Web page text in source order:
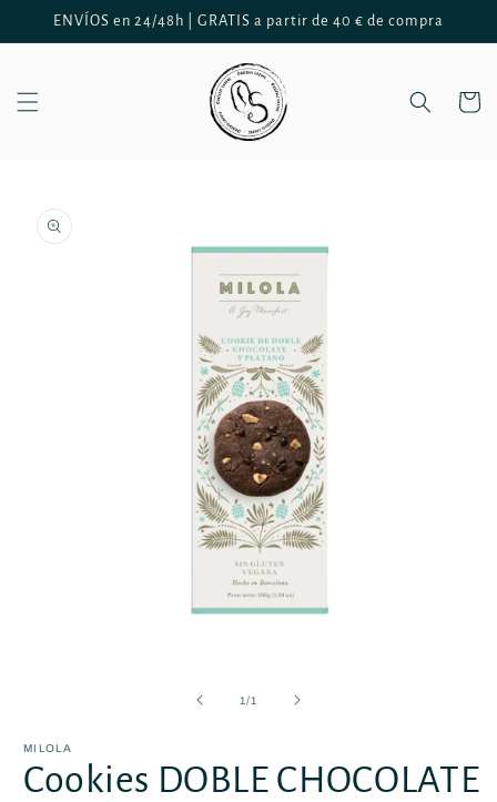
directamente
al contenido
ENVÍOS en 24/48h | GRATIS a partir de 40 € de compra
Carrito
a la
información
una
ventana
modal
1/de1
MILOLA
Cookies DOBLE CHOCOLATE